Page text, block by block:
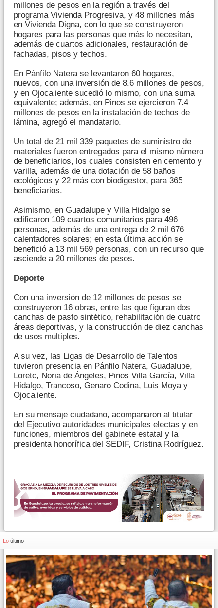
millones de pesos en la región a través del
programa Vivienda Progresiva, y 48 millones más
en Vivienda Digna, con lo que se construyeron
hogares para las personas que más lo necesitan,
además de cuartos adicionales, restauración de
fachadas, pisos y techos.
En Pánfilo Natera se levantaron 60 hogares,
nuevos, con una inversión de 8.6 millones de pesos,
y en Ojocaliente sucedió lo mismo, con una suma
equivalente; además, en Pinos se ejercieron 7.4
millones de pesos en la instalación de techos de
lámina, agregó el mandatario.
Un total de 21 mil 339 paquetes de suministro de
materiales fueron entregados para el mismo número
de beneficiarios, los cuales consisten en cemento y
varilla, además de una dotación de 58 baños
ecológicos y 22 más con biodigestor, para 365
beneficiarios.
Asimismo, en Guadalupe y Villa Hidalgo se
edificaron 109 cuartos comunitarios para 496
personas, además de una entrega de 2 mil 676
calentadores solares; en esta última acción se
benefició a 13 mil 569 personas, con un recurso que
asciende a 20 millones de pesos.
Deporte
Con una inversión de 12 millones de pesos se
construyeron 16 obras, entre las que figuran dos
canchas de pasto sintético, rehabilitación de cuatro
áreas deportivas, y la construcción de diez canchas
de usos múltiples.
A su vez, las Ligas de Desarrollo de Talentos
tuvieron presencia en Pánfilo Natera, Guadalupe,
Loreto, Noria de Ángeles, Pinos Villa García, Villa
Hidalgo, Trancoso, Genaro Codina, Luis Moya y
Ojocaliente.
En su mensaje ciudadano, acompañaron al titular
del Ejecutivo autoridades municipales electas y en
funciones, miembros del gabinete estatal y la
presidenta honorífica del SEDIF, Cristina Rodríguez.
Lo último